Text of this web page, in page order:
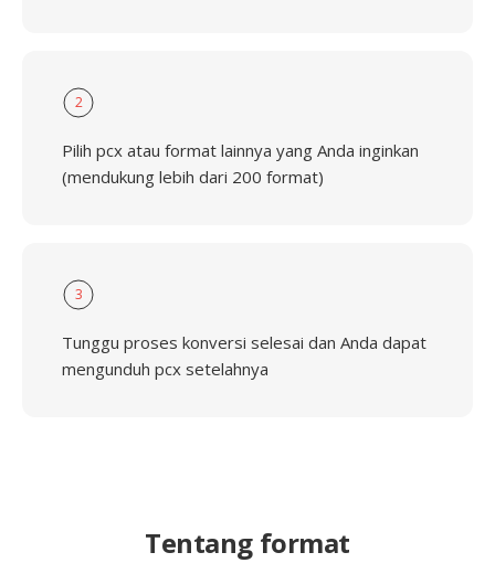
2
Pilih pcx atau format lainnya yang Anda inginkan
(mendukung lebih dari 200 format)
3
Tunggu proses konversi selesai dan Anda dapat
mengunduh pcx setelahnya
Tentang format